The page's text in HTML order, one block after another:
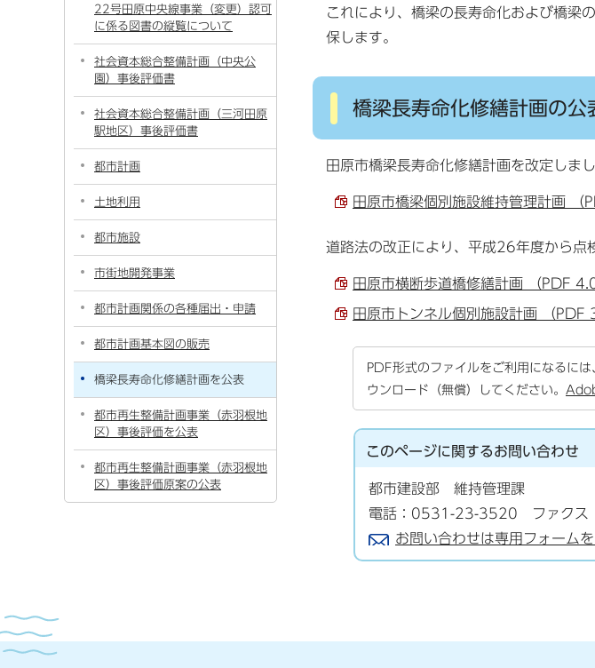
これにより、橋梁の長寿命化および橋梁
保します。
橋梁長寿命化修繕計画の公
田原市橋梁長寿命化修繕計画を改定しまし
田原市橋梁個別施設維持管理計画 （
道路法の改正により、平成26年度から点
田原市横断歩道橋修繕計画 （PDF
田原市トンネル個別施設計画 （PDF
PDF形式のファイルをご利用になるに
ウンロード（無償）してください。
このページに関するお問い合わせ
都市建設部 維持管理課
電話：0531-23-3520 ファクス
お問い合わせは専用フォームを
22号田原中央線事業（変更）認可
に係る図書の縦覧について
社会資本総合整備計画（中央公
園）事後評価書
社会資本総合整備計画（三河田原
駅地区）事後評価書
都市計画
土地利用
都市施設
市街地開発事業
都市計画関係の各種届出・申請
都市計画基本図の販売
橋梁長寿命化修繕計画を公表
都市再生整備計画事業（赤羽根地
区）事後評価を公表
都市再生整備計画事業（赤羽根地
区）事後評価原案の公表